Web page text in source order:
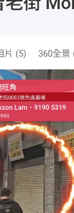
片 (5) 360全景